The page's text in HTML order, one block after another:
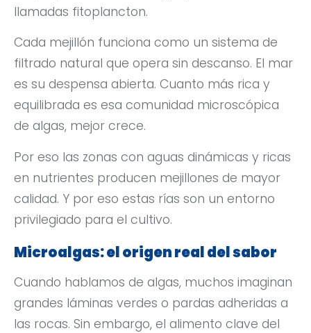
llamadas fitoplancton.
Cada mejillón funciona como un sistema de
filtrado natural que opera sin descanso. El mar
es su despensa abierta. Cuanto más rica y
equilibrada es esa comunidad microscópica
de algas, mejor crece.
Por eso las zonas con aguas dinámicas y ricas
en nutrientes producen mejillones de mayor
calidad. Y por eso estas rías son un entorno
privilegiado para el cultivo.
Microalgas: el origen real del sabor
Cuando hablamos de algas, muchos imaginan
grandes láminas verdes o pardas adheridas a
las rocas. Sin embargo, el alimento clave del